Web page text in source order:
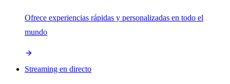
Ofrece experiencias rápidas y personalizadas en todo el
mundo
Streaming en directo